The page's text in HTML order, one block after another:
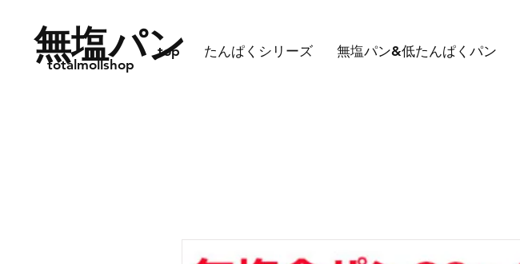
無塩パン
totalmollshop
top たんぱくシリーズ 無塩パン&低たんぱくパン